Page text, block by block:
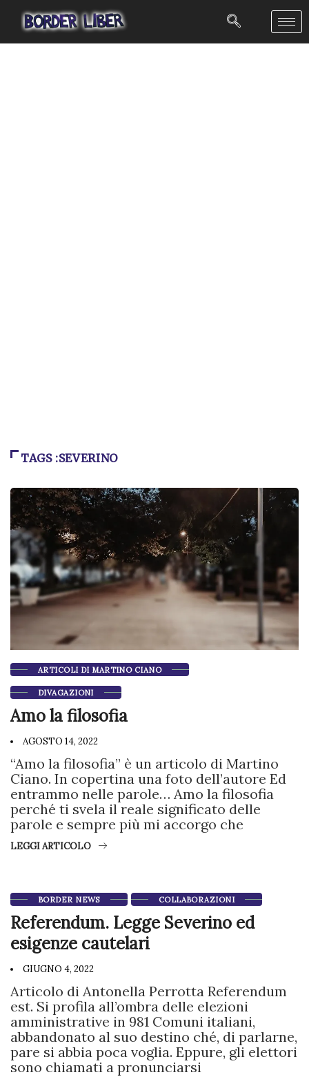
TAGS :SEVERINO
ARTICOLI DI MARTINO CIANO
DIVAGAZIONI
Amo la filosofia
AGOSTO 14, 2022
“Amo la filosofia” è un articolo di Martino
Ciano. In copertina una foto dell’autore Ed
entrammo nelle parole… Amo la filosofia
perché ti svela il reale significato delle
parole e sempre più mi accorgo che
LEGGI ARTICOLO
BORDER NEWS COLLABORAZIONI
Referendum. Legge Severino ed
esigenze cautelari
GIUGNO 4, 2022
Articolo di Antonella Perrotta Referendum
est. Si profila all’ombra delle elezioni
amministrative in 981 Comuni italiani,
abbandonato al suo destino ché, di parlarne,
pare si abbia poca voglia. Eppure, gli elettori
sono chiamati a pronunciarsi